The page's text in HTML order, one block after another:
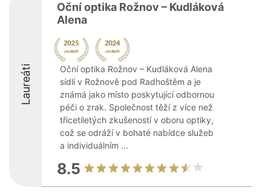
Laureáti
Oční optika Rožnov – Kudláková
Alena
Oční optika Rožnov – Kudláková Alena
sídlí v Rožnově pod Radhoštěm a je
známá jako místo poskytující odbornou
péči o zrak. Společnost těží z více než
třicetiletých zkušeností v oboru optiky,
což se odráží v bohaté nabídce služeb
a individuálním ...
8.5